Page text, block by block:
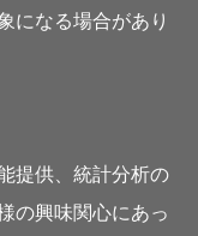
になる場合があり
提供、統計分析の
の興味関心にあっ